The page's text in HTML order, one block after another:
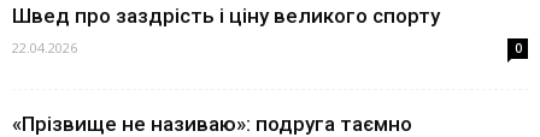
Швед про заздрість і ціну великого спорту
22.04.2026 0
«Прізвище не називаю»: подруга таємно